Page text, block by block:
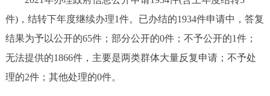
北京概况 十六区概览 人文北京
绿色北京 图说北京 视频北京
多语种
件)，结转下年度继续办理1件。已办结的1934件申请中，答复
结果为予以公开的65件；部分公开的0件；不予公开的1件；
无法提供的1866件，主要是两类群体大量反复申请；不予处
理的2件；其他处理的0件。